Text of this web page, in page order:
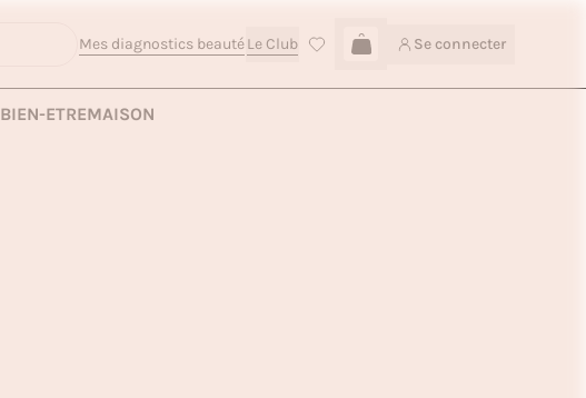
Mes diagnostics beautéLe Club Se connecter
Connexion
BIEN-ETREMAISON